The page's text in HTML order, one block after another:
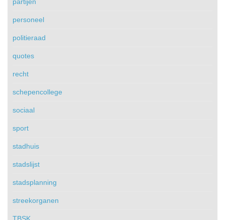
personeel
politieraad
quotes
recht
schepencollege
sociaal
sport
stadhuis
stadslijst
stadsplanning
streekorganen